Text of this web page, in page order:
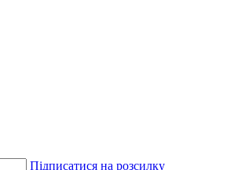
Підписатися на розсилку